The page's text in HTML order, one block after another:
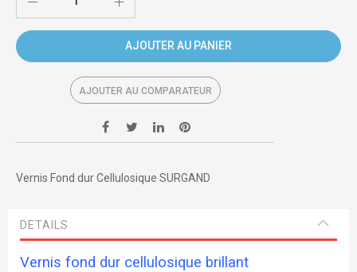
AJOUTER AU PANIER
AJOUTER AU COMPARATEUR
Vernis Fond dur Cellulosique SURGAND
DETAILS
Vernis fond dur cellulosique brillant